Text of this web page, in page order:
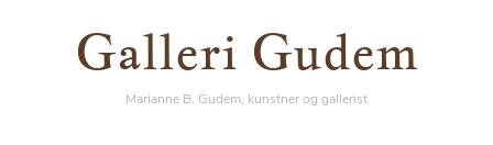
Galleri Gudem
Marianne B. Gudem, kunstner og gallerist
Galleri Gudem
Marianne B. Gudem, kunstner og gallerist